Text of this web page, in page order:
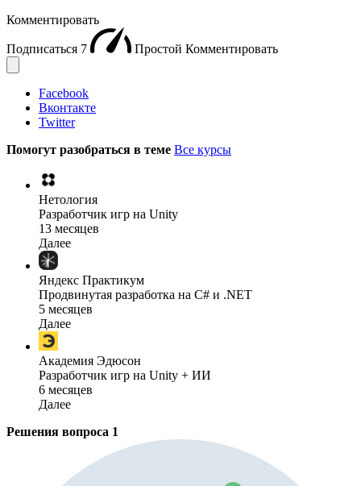
Комментировать
Подписаться 7 Простой Комментировать
Facebook
Вконтакте
Twitter
Помогут разобраться в теме Все курсы
Нетология
Разработчик игр на Unity
13 месяцев
Далее
Яндекс Практикум
Продвинутая разработка на C# и .NET
5 месяцев
Далее
Академия Эдюсон
Разработчик игр на Unity + ИИ
6 месяцев
Далее
Решения вопроса 1